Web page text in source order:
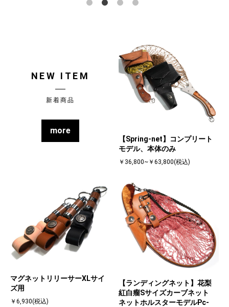
NEW ITEM
新着商品
more
【Spring-net】コンプリート
モデル、本体のみ
￥36,800~￥63,800(税込)
マグネットリリーサーXLサイ
ズ用
￥6,930(税込)
【ランディングネット】花梨
紅白瘤Sサイズカーブネット
ネットホルスターモデルPc-